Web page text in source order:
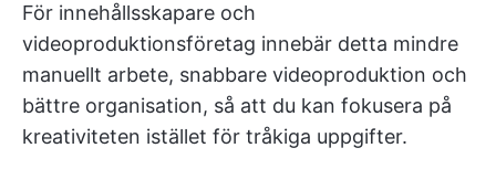
För innehållsskapare och
videoproduktionsföretag innebär detta mindre
manuellt arbete, snabbare videoproduktion och
bättre organisation, så att du kan fokusera på
kreativiteten istället för tråkiga uppgifter.